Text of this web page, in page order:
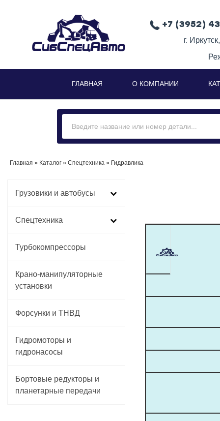
+7 (3952)
г.
ГЛАВНАЯ О КОМПАНИИ
Главная » Каталог » Спецтехника » Гидравлика
Грузовики и автобусы
Спецтехника
Турбокомпрессоры
Крано-манипуляторные
установки
Форсунки и ТНВД
Гидромоторы и
гидронасосы
Бортовые редукторы и
планетарные передачи